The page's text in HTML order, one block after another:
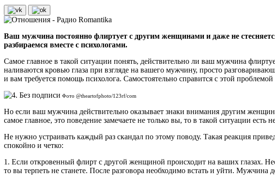
Ваш мужчина постоянно флиртует с другим женщинами и даже не
разбираемся вместе с психологами.
Самое главное в такой ситуации понять, действительно ли ваш мужчина
наливаются кровью глаза при взгляде на вашего мужчину, просто
и вам требуется помощь психолога. Самостоятельно справится с этой
Фото @theartofphoto/123rf/com
Но если ваш мужчина действительно оказывает знаки внимания другим
самое главное, это поведение замечаете не только вы, то в такой ситуации есть
Не нужно устраивать каждый раз скандал по этому поводу. Такая реакция
спокойно и четко:
1. Если откровенный флирт с другой женщиной происходит на ваших глазах.
то вы терпеть не станете. После разговора необходимо встать и уйти. Мужчина